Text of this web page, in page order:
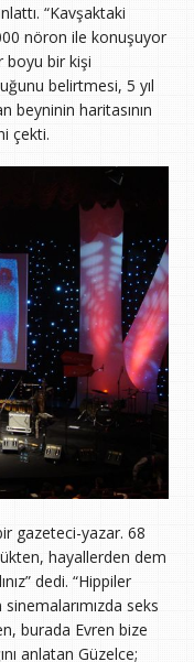
“Kavşaktaki
nöron ile konuşuyor
boyu bir kişi
belirtmesi, 5 yıl
beyninin haritasının
çekti.
gazeteci-yazar. 68
hayallerden dem
dedi. “Hippiler
seks
burada Evren bize
anlatan Güzelce;